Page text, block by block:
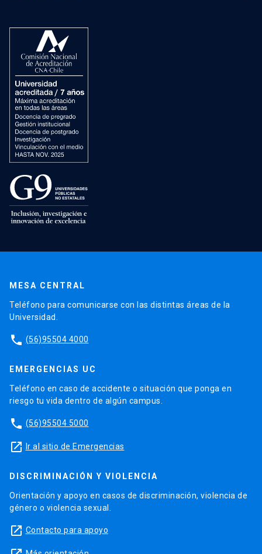
MESA CENTRAL
Teléfono para comunicarse con las distintas áreas de la
Universidad.
phone (56)95504 4000
EMERGENCIAS UC
Teléfono en caso de accidente o situación que ponga en
riesgo tu vida dentro de algún campus.
phone (56)95504 5000
launch Ir al sitio de Emergencias
DISCRIMINACIÓN Y VIOLENCIA
Orientación y apoyo en casos de discriminación, violencia de
género o violencia sexual.
launch Contacto para apoyo